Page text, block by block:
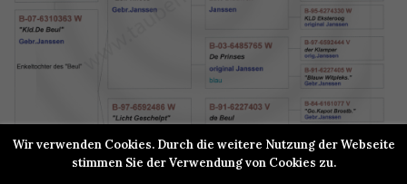
Wir verwenden Cookies. Durch die weitere Nutzung der Webseite
stimmen Sie der Verwendung von Cookies zu.